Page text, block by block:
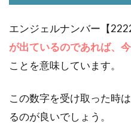
エンジェルナンバー【
が出ているのであれば、
ことを意味しています。
この数字を受け取った時
るのが良いでしょう。